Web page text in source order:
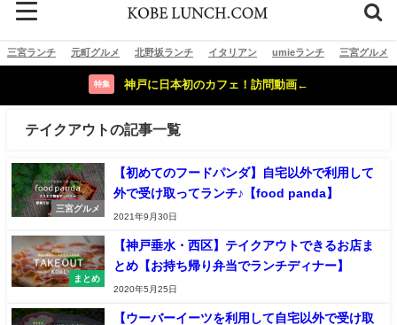
三宮ランチ 元町グルメ 北野坂ランチ イタリアン umieランチ 三宮グルメ
特集 神戸に日本初のカフェ！訪問動画←
テイクアウトの記事一覧
三宮グルメ
【初めてのフードパンダ】自宅以外で利用して
外で受け取ってランチ♪【food panda】
2021年9月30日
まとめ
【神戸垂水・西区】テイクアウトできるお店ま
とめ【お持ち帰り弁当でランチディナー】
2020年5月25日
【ウーバーイーツを利用して自宅以外で受け取